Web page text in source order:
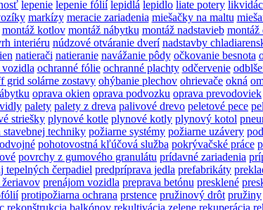
lepenie lepenie fólií lepidlá lepidlo liate potery
markízy meracie zariadenia miešačky na maltu
montáž kotlov montáž nábytku montáž nadstavieb montáž
interiéru núdzové otváranie dverí nadstavby
natierači natieranie navážanie pôdy očkovanie besnota
vozidla ochranné fólie ochranné plachty odčervenie
grid solárne zostavy ohýbanie plechov ohrievače okná
oprava okien oprava podvozku oprava prevodoviek
palety palety z dreva palivové drevo peletové pece
striešky plynové kotle plynové kotly plynový kotol
stavebnej techniky požiarne systémy požiarne uzávery
pohotovostná kľúčová služba pokrývačské práce
povrchy z gumového granulátu prídavné zariadenia
tepelných čerpadiel predpríprava jedla prefabrikáty
prenájom vozidla preprava betónu presklené
protipožiarna ochrana prstence pružinový drôt pružiny
rekonštrukcia balkónov rekultivácia zelene rekuperácia